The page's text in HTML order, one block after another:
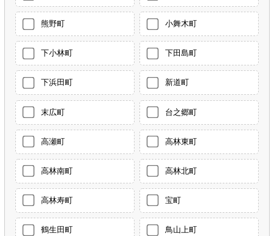
熊野町 小舞木町
下小林町 下田島町
下浜田町 新道町
末広町 台之郷町
高瀬町 高林東町
高林南町 高林北町
高林寿町 宝町
鶴生田町 鳥山上町